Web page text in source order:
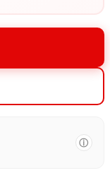
ⓘ